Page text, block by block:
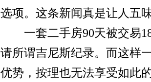
选项。这条新闻真是让人五
一套二手房90天被交易18
请所谓吉尼斯纪录。而这样
优势，按理也无法享受如此